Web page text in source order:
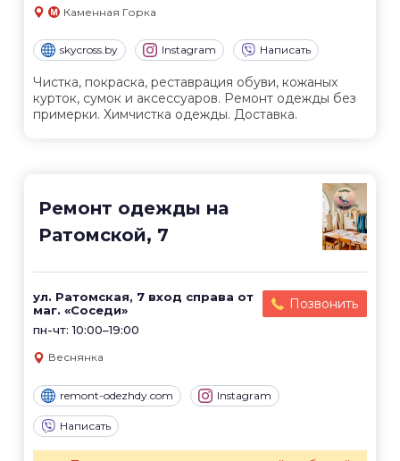
Каменная Горка
skycross.by Instagram Написать
Чистка, покраска, реставрация обуви, кожаных
курток, сумок и аксессуаров. Ремонт одежды без
примерки. Химчистка одежды. Доставка.
Ремонт одежды на
Ратомской, 7
ул. Ратомская, 7 вход справа от
маг. «Соседи»
пн-чт: 10:00–19:00
Позвонить
Веснянка
remont-odezhdy.com Instagram
Написать